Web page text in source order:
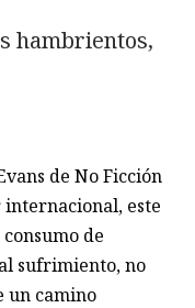
hambrientos,
de No Ficción
este
de
sufrimiento, no
un camino